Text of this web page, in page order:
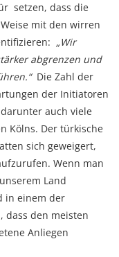
setzen, dass die
mit den wirren
„Wir
abgrenzen und
Die Zahl der
der Initiatoren
auch viele
Kölns. Der türkische
sich geweigert,
Wenn man
Land
in einem der
dass den meisten
Anliegen